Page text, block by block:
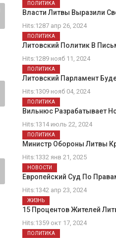
Власти Литвы Выразили
Hits:1287 апр 26, 2024
ПОЛИТИКА
Литовский Политик В
Hits:1289 нояб 11, 2024
ПОЛИТИКА
Литовский Парламент
Hits:1309 нояб 04, 2024
ПОЛИТИКА
Вильнюс Разрабатывает
Hits:1314 июль 22, 2024
ПОЛИТИКА
Министр Обороны Литвы
Hits:1332 янв 21, 2025
ПОЛИТИКА
Европейский Суд По
Hits:1342 апр 23, 2024
НОВОСТИ
15 Процентов Жителей
Hits:1359 окт 17, 2024
ЖИЗНЬ
ПОЛИТИКА